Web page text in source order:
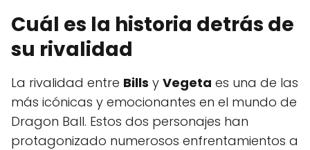
Cuál es la historia detrás de
su rivalidad
La rivalidad entre Bills y Vegeta es una de las
más icónicas y emocionantes en el mundo de
Dragon Ball. Estos dos personajes han
protagonizado numerosos enfrentamientos a